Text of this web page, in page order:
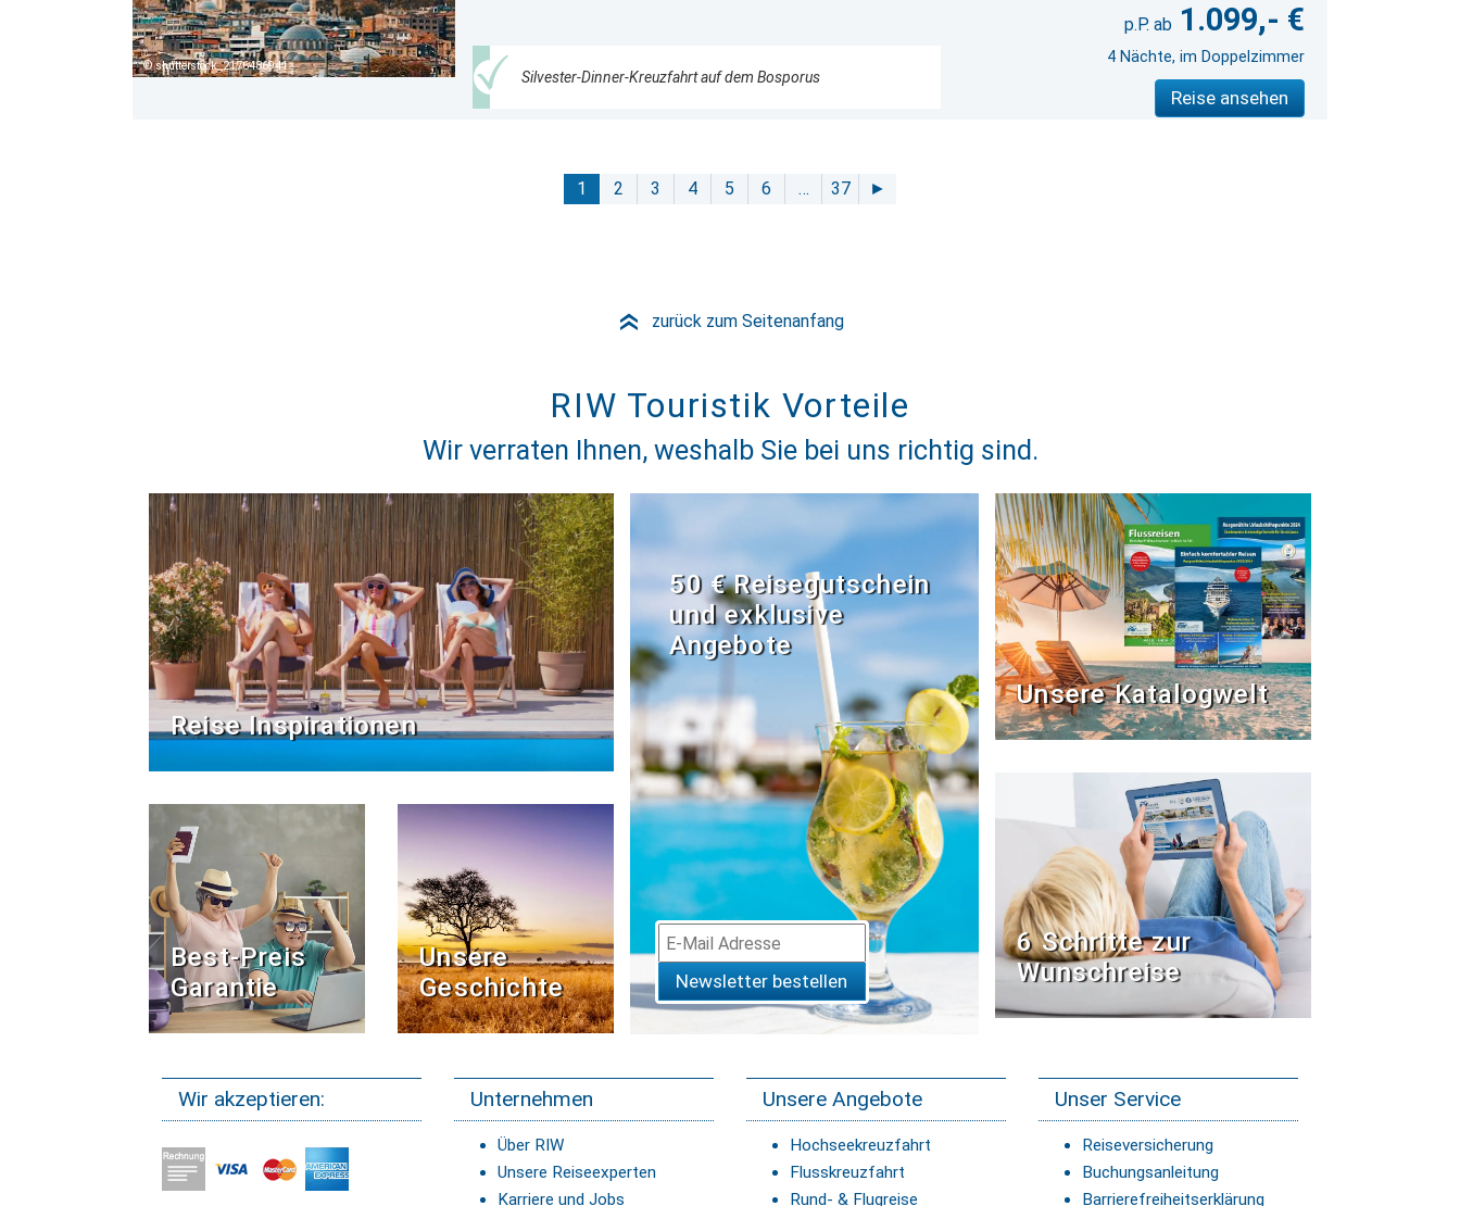
shutterstock_2176486941
Silvester-Dinner-Kreuzfahrt auf dem Bosporus
1.099,- €
4 Nächte, im Doppelzimmer
Reise ansehen
1 2 3 4 5 6 … 37 ►
» zurück zum Seitenanfang
RIW Touristik Vorteile
Wir verraten Ihnen, weshalb Sie bei uns richtig sind.
Reise Inspirationen
Best-Preis
Garantie
Unsere
Geschichte
50 € Reisegutschein
und exklusive
Angebote
Newsletter bestellen
Unsere Katalogwelt
6 Schritte zur
Wunschreise
Wir akzeptieren: Unternehmen
Über RIW
Unsere Reiseexperten
Karriere und Jobs
Unsere Angebote
Hochseekreuzfahrt
Flusskreuzfahrt
Rund- & Flugreise
Unser Service
Reiseversicherung
Buchungsanleitung
Barrierefreiheitserklärung